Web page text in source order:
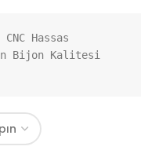
Hassas
Bijon Kalitesi